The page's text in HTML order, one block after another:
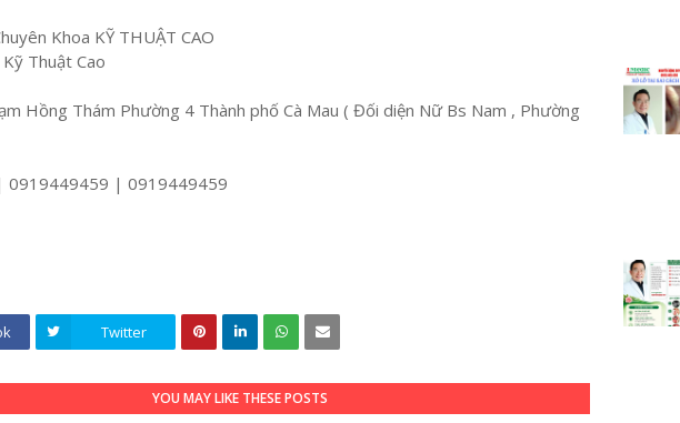
Khoa KỸ THUẬT CAO
Thuật Cao
Hồng Thám Phường 4 Thành phố Cà Mau ( Đối diện Nữ Bs Nam , Phường
0919449459 | 0919449459
Twitter
YOU MAY LIKE THESE POSTS